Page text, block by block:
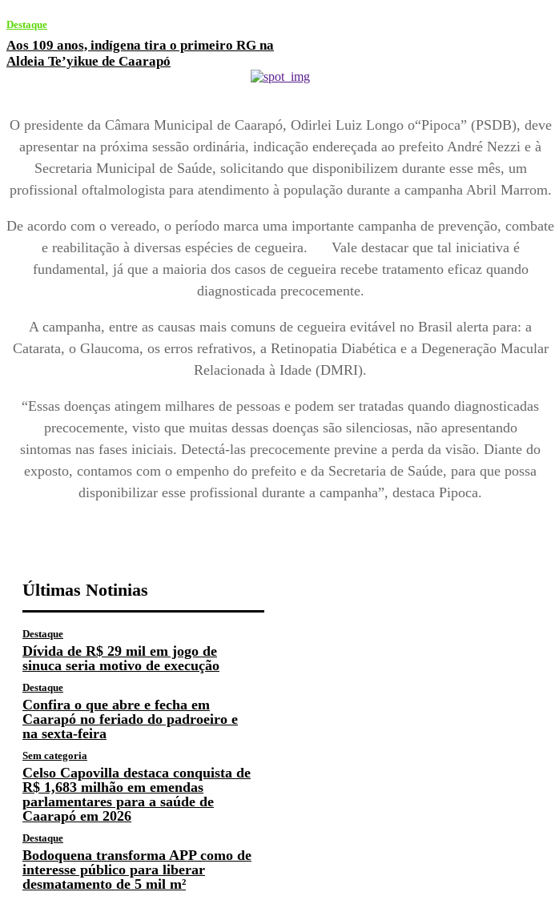
Destaque
Aos 109 anos, indígena tira o primeiro RG na
Aldeia Te’yikue de Caarapó
O presidente da Câmara Municipal de Caarapó, Odirlei Luiz Longo o“Pipoca” (PSDB), deve
apresentar na próxima sessão ordinária, indicação endereçada ao prefeito André Nezzi e à
Secretaria Municipal de Saúde, solicitando que disponibilizem durante esse mês, um
profissional oftalmologista para atendimento à população durante a campanha Abril Marrom.
De acordo com o vereado, o período marca uma importante campanha de prevenção, combate
e reabilitação à diversas espécies de cegueira. Vale destacar que tal iniciativa é
fundamental, já que a maioria dos casos de cegueira recebe tratamento eficaz quando
diagnosticada precocemente.
A campanha, entre as causas mais comuns de cegueira evitável no Brasil alerta para: a
Catarata, o Glaucoma, os erros refrativos, a Retinopatia Diabética e a Degeneração Macular
Relacionada à Idade (DMRI).
“Essas doenças atingem milhares de pessoas e podem ser tratadas quando diagnosticadas
precocemente, visto que muitas dessas doenças são silenciosas, não apresentando
sintomas nas fases iniciais. Detectá-las precocemente previne a perda da visão. Diante do
exposto, contamos com o empenho do prefeito e da Secretaria de Saúde, para que possa
disponibilizar esse profissional durante a campanha”, destaca Pipoca.
Últimas Notinias
Destaque
Dívida de R$ 29 mil em jogo de
sinuca seria motivo de execução
Destaque
Confira o que abre e fecha em
Caarapó no feriado do padroeiro e
na sexta-feira
Sem categoria
Celso Capovilla destaca conquista de
R$ 1,683 milhão em emendas
parlamentares para a saúde de
Caarapó em 2026
Destaque
Bodoquena transforma APP como de
interesse público para liberar
desmatamento de 5 mil m²